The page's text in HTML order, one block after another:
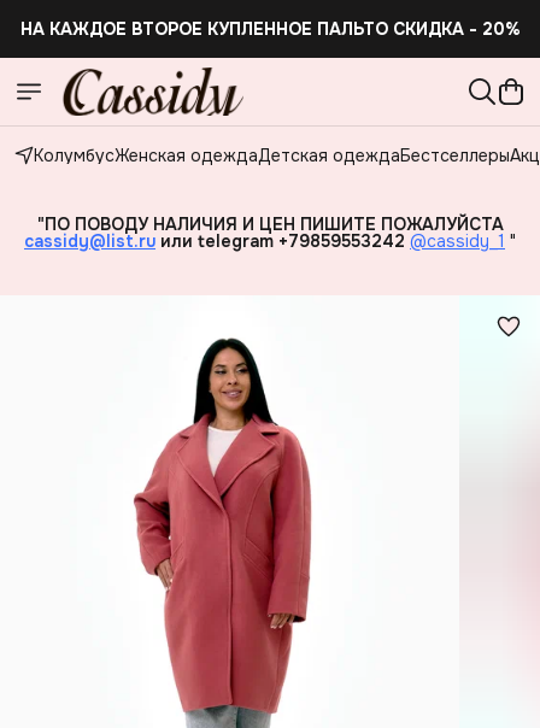
НА КАЖДОЕ ВТОРОЕ КУПЛЕННОЕ ПАЛЬТО СКИДКА - 20%
НА КАЖДОЕ ВТОРОЕ КУПЛЕННОЕ ПАЛЬТО СКИДКА -20%
КолумбусЖенская одеждаДетская одеждаБестселлеры
"ПО ПОВОДУ НАЛИЧИЯ И ЦЕН ПИШИТЕ ПОЖАЛУЙСТА
cassidy@list.ru или telegram +79859553242 @cassidy_1 "